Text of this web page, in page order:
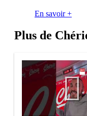
En savoir +
Plus de